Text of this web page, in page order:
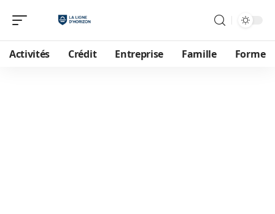
Activités Crédit Entreprise Famille Forme